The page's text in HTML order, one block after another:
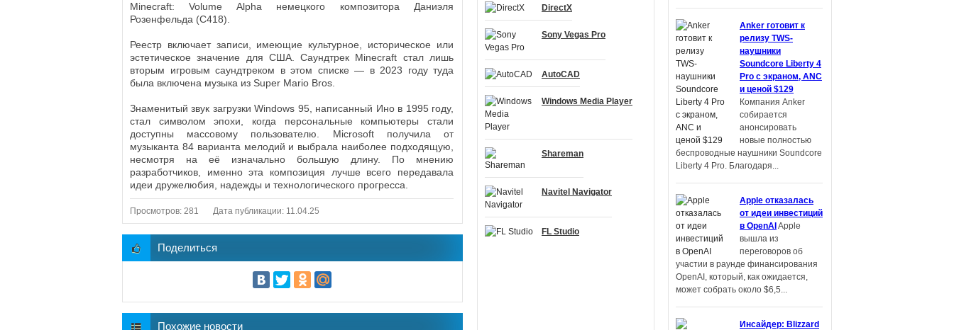
Minecraft: Volume Alpha немецкого композитора Даниэля
Розенфельда (C418).
Реестр включает записи, имеющие культурное, историческое или
эстетическое значение для США. Саундтрек Minecraft стал лишь
вторым игровым саундтреком в этом списке — в 2023 году туда
была включена музыка из Super Mario Bros.
Знаменитый звук загрузки Windows 95, написанный Ино в 1995 году,
стал символом эпохи, когда персональные компьютеры стали
доступны массовому пользователю. Microsoft получила от
музыканта 84 варианта мелодий и выбрала наиболее подходящую,
несмотря на её изначально большую длину. По мнению
разработчиков, именно эта композиция лучше всего передавала
идеи дружелюбия, надежды и технологического прогресса.
Просмотров: 281 Дата публикации: 11.04.25
Поделиться
Похожие новости
DirectX
Sony Vegas Pro
AutoCAD
Windows Media Player
Shareman
Navitel Navigator
FL Studio
Anker готовит к
релизу TWS-
наушники
Soundcore Liberty 4
Pro с экраном, ANC
и ценой $129
Компания Anker
собирается
анонсировать
новые полностью
беспроводные наушники Soundcore
Liberty 4 Pro. Благодаря...
Apple отказалась
от идеи инвестиций
в OpenAI Apple
вышла из
переговоров об
участии в раунде финансирования
OpenAI, который, как ожидается,
может собрать около $6,5...
Инсайдер: Blizzard